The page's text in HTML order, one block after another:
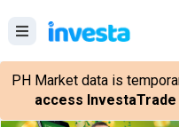
PH Market data is
access